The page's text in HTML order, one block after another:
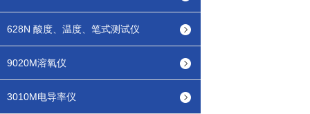
628N 酸度、温度、笔式测试仪
9020M溶氧仪
3010M电导率仪